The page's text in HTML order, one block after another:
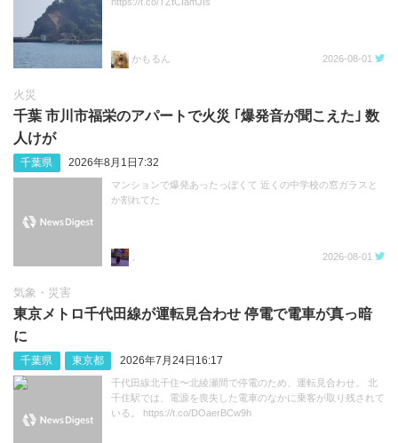
かもるん 2026-08-01
火災
千葉 市川市福栄のアパートで火災 ｢爆発音が聞こえた｣ 数
人けが
千葉県 2026年8月1日7:32
マンションで爆発あったっぽくて 近くの中学校の窓ガラスと
か割れてた
2026-08-01
気象・災害
東京メトロ千代田線が運転見合わせ 停電で電車が真っ暗
に
千葉県 東京都 2026年7月24日16:17
千代田線北千住〜北綾瀬間で停電のため、運転見合わせ。 北
千住駅では、電源を喪失した電車のなかに乗客が取り残されて
いる。 https://t.co/DOaerBCw9h